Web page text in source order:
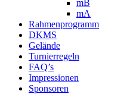
mB
mA
Rahmenprogramm
DKMS
Gelände
Turnierregeln
FAQ’s
Impressionen
Sponsoren